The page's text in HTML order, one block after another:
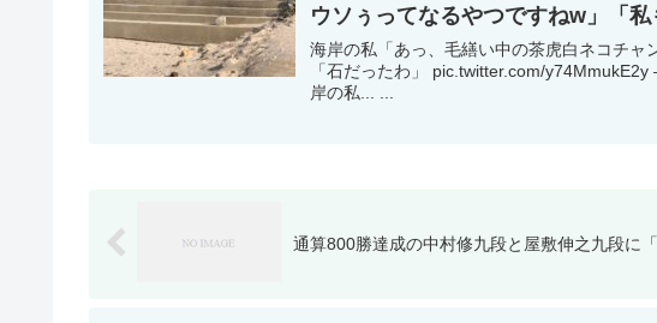
ウソぅってなるやつですねw」「
海岸の私「あっ、毛繕い中の茶虎白ネコチャ
「石だったわ」 pic.twitter.com/
岸の私... ...
通算800勝達成の中村修九段と屋敷伸之九段に